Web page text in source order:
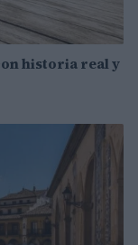
historia real y